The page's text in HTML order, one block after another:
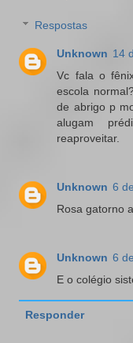
Respostas
Unknown 14
Vc fala o
escola
de abrigo p
alugam
reaproveitar.
Unknown 6
Rosa gatorno
Unknown 6
E o colégio
Responder